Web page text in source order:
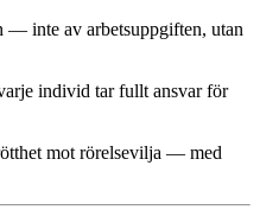
— inte av arbetsuppgiften, utan
individ tar fullt ansvar för
mot rörelsevilja — med